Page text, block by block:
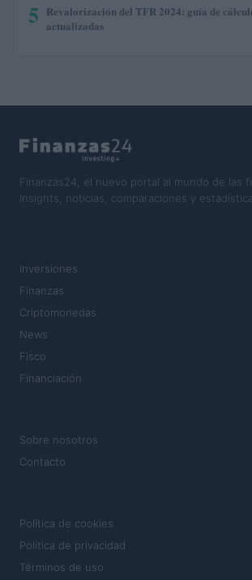
5 Revalorización del TFR 2024: guía de
actualizadas
Finanzas24, el nuevo portal al mundo de las
Insights, noticias, comparaciones y
Inversiones
Finanzas
Criptomonedas
News
Fisco
Financiación
Sobre nosotros
Contacto
Política de cookies
Política de privacidad
Términos de uso